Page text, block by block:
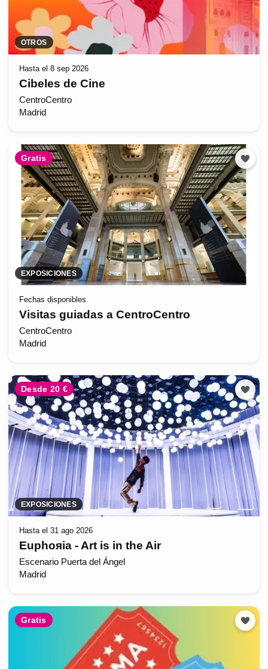
OTROS
Hasta el 8 sep 2026
Cibeles de Cine
CentroCentro
Madrid
Gratis
EXPOSICIONES
Fechas disponibles
Visitas guiadas a CentroCentro
CentroCentro
Madrid
Desde 20 €
EXPOSICIONES
Hasta el 31 ago 2026
Euphoяia - Art is in the Air
Escenario Puerta del Ángel
Madrid
Gratis